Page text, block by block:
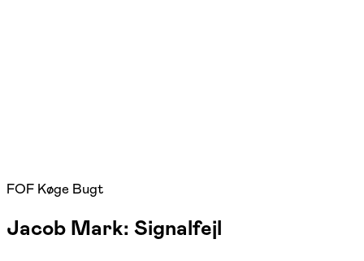
FOF Køge Bugt
Jacob Mark: Signalfejl